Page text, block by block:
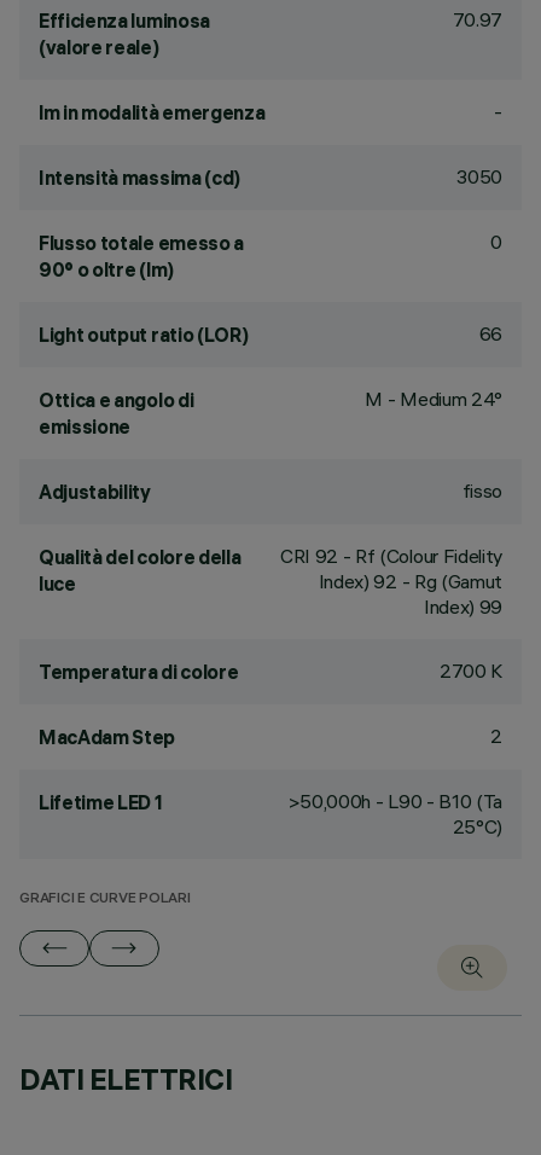
Efficienza luminosa
(valore reale)
70.97
lm in modalità emergenza -
Intensità massima (cd) 3050
Flusso totale emesso a
90° o oltre (lm)
0
Light output ratio (LOR) 66
Ottica e angolo di
emissione
M - Medium 24°
Adjustability fisso
Qualità del colore della
luce
CRI 92 - Rf (Colour Fidelity
Index) 92 - Rg (Gamut
Index) 99
Temperatura di colore 2700 K
MacAdam Step 2
Lifetime LED 1
>50,000h - L90 - B10 (Ta
25°C)
GRAFICI E CURVE POLARI
DATI ELETTRICI